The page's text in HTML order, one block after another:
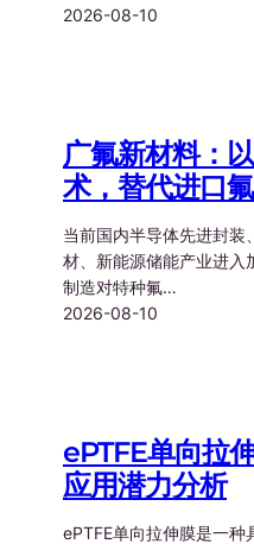
2026-08-10
广氟新材料：
术，替代进口
当前国内半导体先进封装
材、新能源储能产业进入
制造对特种氟…
2026-08-10
ePTFE单向拉
应用潜力分析
ePTFE单向拉伸膜是一